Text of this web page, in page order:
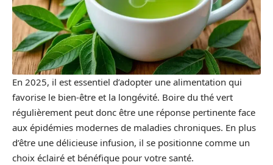
En 2025, il est essentiel d’adopter une alimentation qui
favorise le bien-être et la longévité. Boire du thé vert
régulièrement peut donc être une réponse pertinente face
aux épidémies modernes de maladies chroniques. En plus
d’être une délicieuse infusion, il se positionne comme un
choix éclairé et bénéfique pour votre santé.